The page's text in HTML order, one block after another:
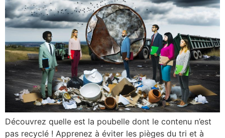
Découvrez quelle est la poubelle dont le contenu n’est
pas recyclé ! Apprenez à éviter les pièges du tri et à